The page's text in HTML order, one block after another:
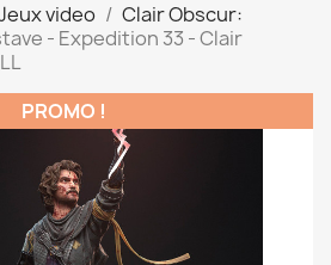
video
Clair Obscur:
- Expedition 33 - Clair
PROMO !